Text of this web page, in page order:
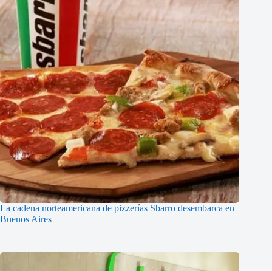
La cadena norteamericana de pizzerías Sbarro desembarca en
Buenos Aires